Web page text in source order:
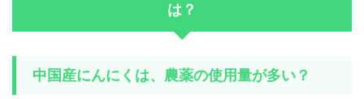
は？
中国産にんにくは、 農薬の使用量が多い？